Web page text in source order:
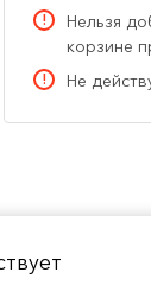
Нельзя
корзине
Не